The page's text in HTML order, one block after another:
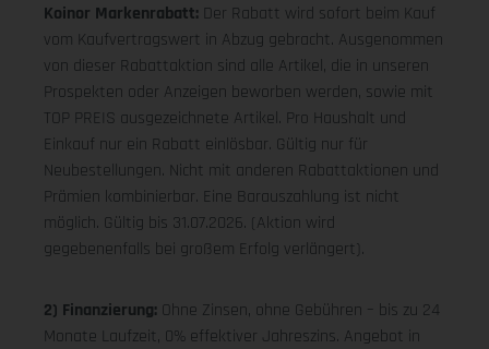
Koinor Markenrabatt: Der Rabatt wird sofort beim Kauf
vom Kaufvertragswert in Abzug gebracht. Ausgenommen
von dieser Rabattaktion sind alle Artikel, die in unseren
Prospekten oder Anzeigen beworben werden, sowie mit
TOP PREIS ausgezeichnete Artikel. Pro Haushalt und
Einkauf nur ein Rabatt einlösbar. Gültig nur für
Neubestellungen. Nicht mit anderen Rabattaktionen und
Prämien kombinierbar. Eine Barauszahlung ist nicht
möglich. Gültig bis 31.07.2026. (Aktion wird
gegebenenfalls bei großem Erfolg verlängert).
2) Finanzierung: Ohne Zinsen, ohne Gebühren – bis zu 24
Monate Laufzeit, 0% effektiver Jahreszins. Angebot in